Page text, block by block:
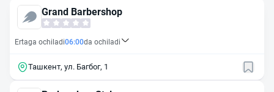
Grand Barbershop
Ertaga ochiladi06:00da ochiladi
Ташкент, ул. Багбог, 1